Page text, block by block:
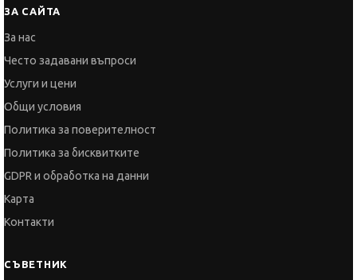
ЗА САЙТА
За нас
Често задавани въпроси
Услуги и цени
Общи условия
Политика за поверителност
Политика за бисквитките
GDPR и обработка на данни
Карта
Контакти
СЪВЕТНИК